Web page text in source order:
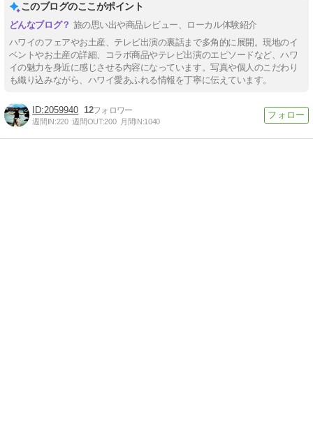
このブログのここがポイント
旅の思い出や商品レビュー、ローカル体験紹介
ハワイのフェアやお土産、テレビ出演の裏話まで多角的に展開。現地のイ
ベントやお土産の詳細、コラボ商品やテレビ出演のエピソードなど、ハワ
イの魅力を身近に感じさせる内容になっています。写真や個人のこだわり
も織り込みながら、ハワイ愛あふれる情報を丁寧に伝えています。
2059940 12
週間IN:220 週間OUT:200 月間IN:1040